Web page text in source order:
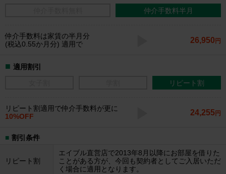
仲介手数料半月
仲介手数料は家賃の半月分
(税込0.55か月分) 適用で
26,950 円
適用割引
リピート割
リピート割適用で仲介手数料が更に
10%OFF
24,255円
割引条件
リピート割
エイブル直営店で2013年8月以降にお部屋を借りた
ことがある方が、今回も契約者としてご入居いただ
く場合に適用となります。